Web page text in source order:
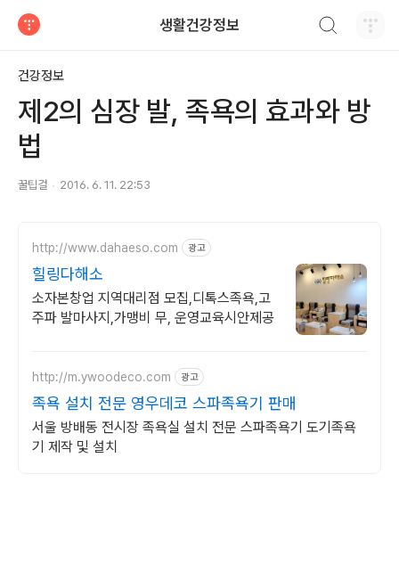
생활건강정보
건강정보
제2의 심장 발, 족욕의 효과와 방
법
꿀팁걸 2016. 6. 11. 22:53
http://www.dahaeso.com 광고
힐링다해소
소자본창업 지역대리점 모집,디톡스족욕,고
주파 발마사지,가맹비 무, 운영교육시안제공
http://m.ywoodeco.com 광고
족욕 설치 전문 영우데코 스파족욕기 판매
서울 방배동 전시장 족욕실 설치 전문 스파족욕기 도기족욕
기 제작 및 설치